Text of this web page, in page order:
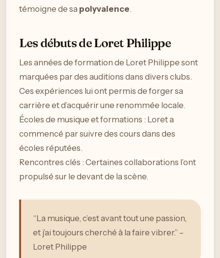
témoigne de sa polyvalence.
Les débuts de Loret Philippe
Les années de formation de Loret Philippe sont
marquées par des auditions dans divers clubs.
Ces expériences lui ont permis de forger sa
carrière et d’acquérir une renommée locale.
Écoles de musique et formations : Loret a
commencé par suivre des cours dans des
écoles réputées.
Rencontres clés : Certaines collaborations l’ont
propulsé sur le devant de la scène.
“La musique, c’est avant tout une passion,
et j’ai toujours cherché à la faire vibrer.” –
Loret Philippe